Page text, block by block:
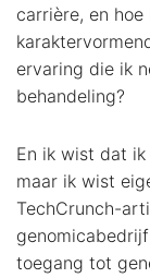
carrière, en
ervaring die ik
behandeling?
En ik wist dat
maar ik wist
TechCrunch-
toegang tot